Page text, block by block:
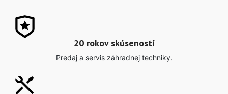
20 rokov skúseností
Predaj a servis záhradnej techniky.